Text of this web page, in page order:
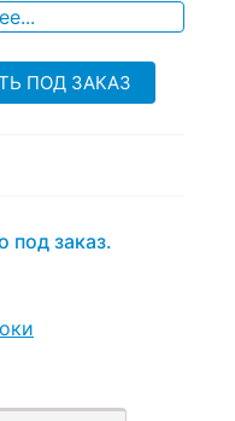
ПОД ЗАКАЗ
под заказ.